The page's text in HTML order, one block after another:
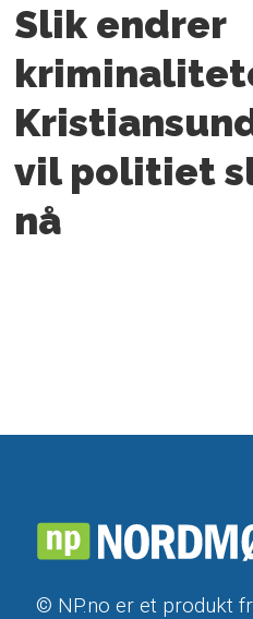
Slik endrer
vil politiet
nå
© NP.no er et produkt